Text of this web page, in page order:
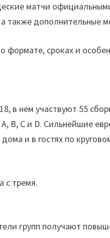
матчи
также дополнительные
формате, сроках и
в нем участвуют 55
B, С и D. Сильнейшие
и в гостях по
с тремя.
групп получают